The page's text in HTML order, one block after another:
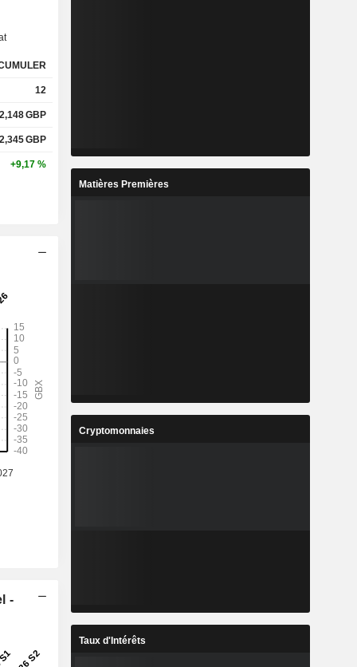
12
2,148GBP
2,345GBP
+9,17 %
-
Matières Premières
Cryptomonnaies
Taux d'Intérêts